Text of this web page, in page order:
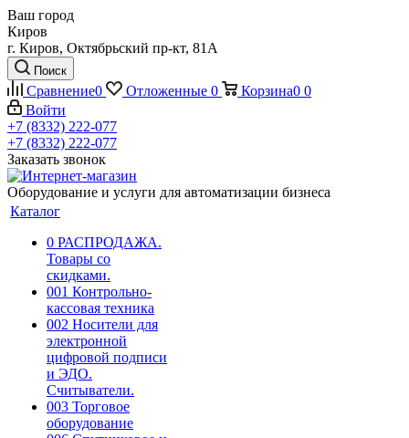
Ваш город
Киров
г. Киров, Октябрьский пр-кт, 81А
Поиск
Сравнение0 Отложенные 0 Корзина0 0
Войти
+7 (8332) 222-077
+7 (8332) 222-077
Заказать звонок
Оборудование и услуги для автоматизации бизнеса
Каталог
0 РАСПРОДАЖА.
Товары со
скидками.
001 Контрольно-
кассовая техника
002 Носители для
электронной
цифровой подписи
и ЭДО.
Считыватели.
003 Торговое
оборудование